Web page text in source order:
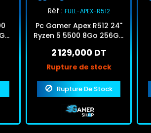
Réf : FULL-APEX-R512
Pc Gamer Apex R512 24"
Ryzen 5 5500 8Go 256Go
2 129,000 DT
Rupture de stock
Rupture De Stock